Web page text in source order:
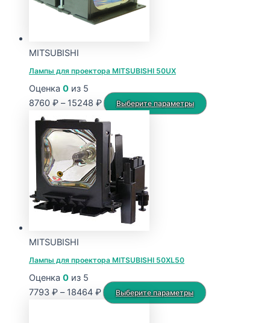
MITSUBISHI
Лампы для проектора MITSUBISHI 50UX
Оценка 0 из 5
8760 ₽ – 15248 ₽Диапазон
8760 ₽
15248 ₽
Выберите параметры
Этот
MITSUBISHI
Лампы для проектора MITSUBISHI 50XL50
Оценка 0 из 5
7793 ₽ – 18464 ₽Диапазон
цен:
Выберите параметры
Этот